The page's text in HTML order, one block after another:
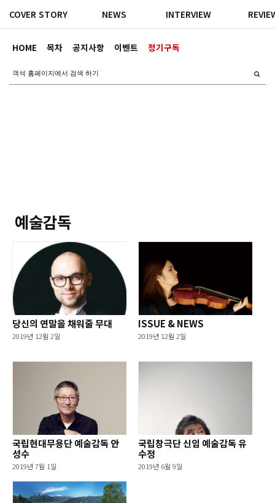
HOME 목차 공지사항 이벤트 정기구독
COVER STORY NEWS INTERVIEW
예술감독
당신의 연말을 채워줄 무대
2019년 12월 2일
ISSUE & NEWS
2019년 12월 2일
국립현대무용단 예술감독 안
성수
2019년 7월 1일
국립창극단 신임 예술감독 유
수정
2019년 6월 9일